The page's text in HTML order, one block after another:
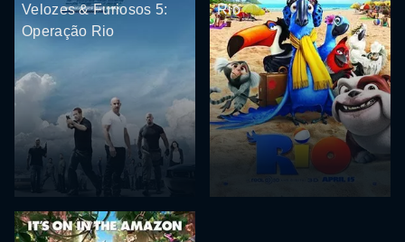
Velozes & Furiosos 5:
Operação Rio
Rio